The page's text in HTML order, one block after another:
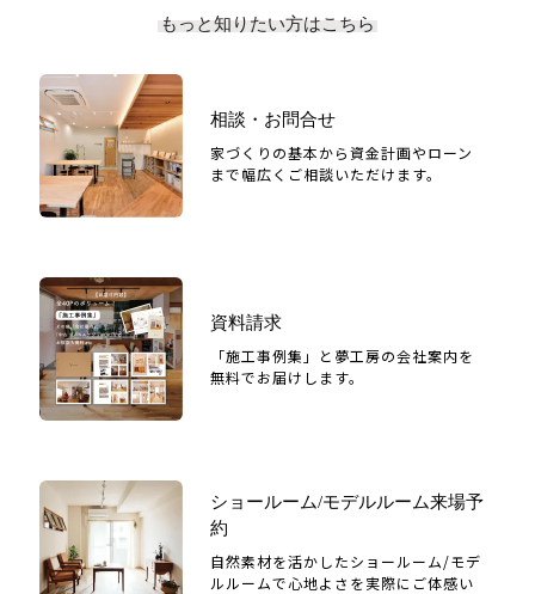
もっと知りたい方はこちら
相談・お問合せ
家づくりの基本から資金計画やローン
まで幅広くご相談いただけます。
資料請求
「施工事例集」と夢工房の会社案内を
無料でお届けします。
ショールーム/モデルルーム来場予
約
自然素材を活かしたショールーム/モデ
ルルームで心地よさを実際にご体感い